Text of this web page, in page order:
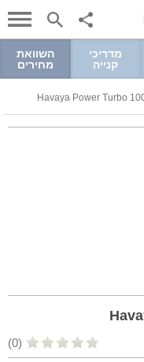
מדריכי
קנייה
השוואת
מחירים
(0)